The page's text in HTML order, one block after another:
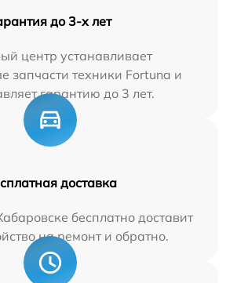
до 3-х лет
центр устанавливает
запчасти техники Fortuna и
гарантию до 3 лет.
доставка
бесплатно доставит
на ремонт и обратно.